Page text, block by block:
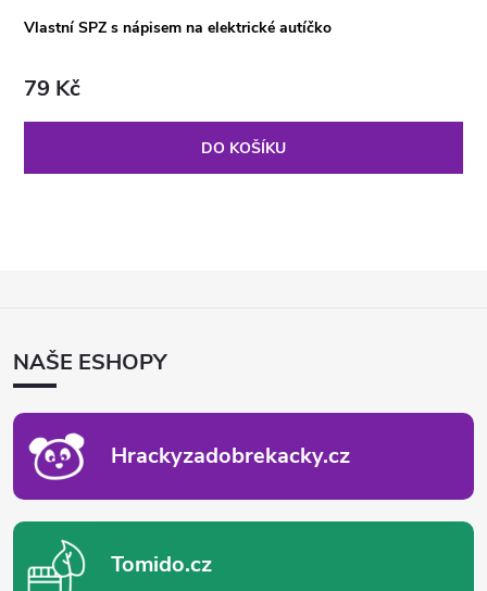
Vlastní SPZ s nápisem na elektrické autíčko
79 Kč
DO KOŠÍKU
ANAŠE ESHOPY
Hrackyzadobrekacky.cz
Tomido.cz